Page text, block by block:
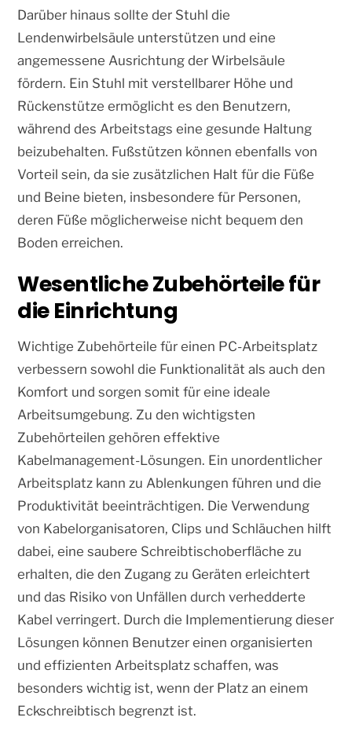
Darüber hinaus sollte der Stuhl die
Lendenwirbelsäule unterstützen und eine
angemessene Ausrichtung der Wirbelsäule
fördern. Ein Stuhl mit verstellbarer Höhe und
Rückenstütze ermöglicht es den Benutzern,
während des Arbeitstags eine gesunde Haltung
beizubehalten. Fußstützen können ebenfalls von
Vorteil sein, da sie zusätzlichen Halt für die Füße
und Beine bieten, insbesondere für Personen,
deren Füße möglicherweise nicht bequem den
Boden erreichen.
Wesentliche Zubehörteile für
die Einrichtung
Wichtige Zubehörteile für einen PC-Arbeitsplatz
verbessern sowohl die Funktionalität als auch den
Komfort und sorgen somit für eine ideale
Arbeitsumgebung. Zu den wichtigsten
Zubehörteilen gehören effektive
Kabelmanagement-Lösungen. Ein unordentlicher
Arbeitsplatz kann zu Ablenkungen führen und die
Produktivität beeinträchtigen. Die Verwendung
von Kabelorganisatoren, Clips und Schläuchen hilft
dabei, eine saubere Schreibtischoberfläche zu
erhalten, die den Zugang zu Geräten erleichtert
und das Risiko von Unfällen durch verhedderte
Kabel verringert. Durch die Implementierung dieser
Lösungen können Benutzer einen organisierten
und effizienten Arbeitsplatz schaffen, was
besonders wichtig ist, wenn der Platz an einem
Eckschreibtisch begrenzt ist.